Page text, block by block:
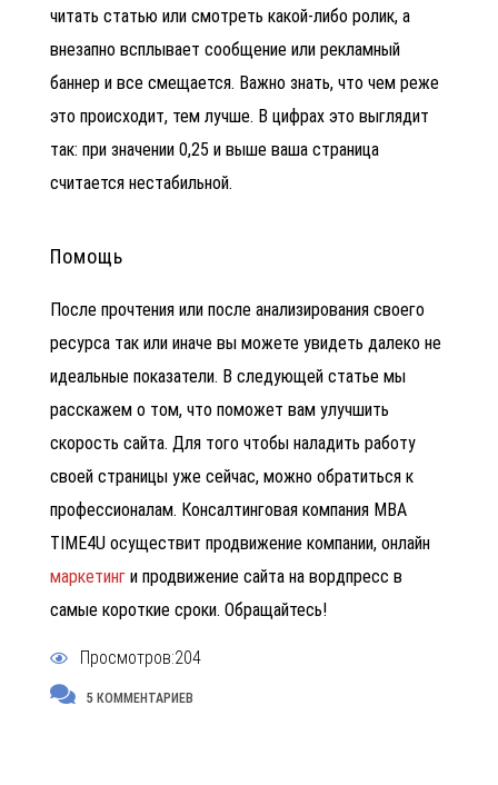
читать статью или смотреть какой-либо ролик, а
внезапно всплывает сообщение или рекламный
баннер и все смещается. Важно знать, что чем реже
это происходит, тем лучше. В цифрах это выглядит
так: при значении 0,25 и выше ваша страница
считается нестабильной.
Помощь
После прочтения или после анализирования своего
ресурса так или иначе вы можете увидеть далеко не
идеальные показатели. В следующей статье мы
расскажем о том, что поможет вам улучшить
скорость сайта. Для того чтобы наладить работу
своей страницы уже сейчас, можно обратиться к
профессионалам. Консалтинговая компания MBA
TIME4U осуществит продвижение компании, онлайн
маркетинг и продвижение сайта на вордпресс в
самые короткие сроки. Обращайтесь!
Просмотров:204
5 КОММЕНТАРИЕВ